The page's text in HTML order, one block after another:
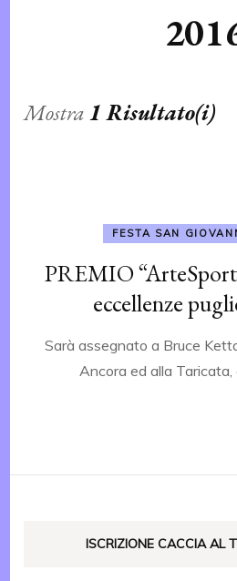
Mostra1 Risultato(i)
FESTA SAN
PREMIO
eccellenze
Sarà assegnato a Bruce
Ancora ed alla
ISCRIZIONE CACCIA AL